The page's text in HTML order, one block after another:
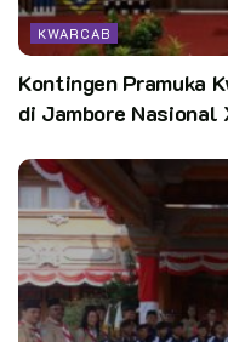
KWARCAB
Kontingen Pramuka
di Jambore Nasional